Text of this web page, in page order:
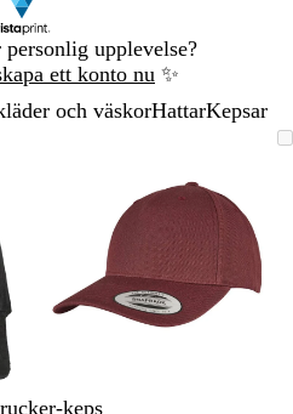
upplevelse?
ett konto nu ✨
och väskorHattarKepsar
Zoomningsbar
minimum
att
och
för
att
zooma
in
keps